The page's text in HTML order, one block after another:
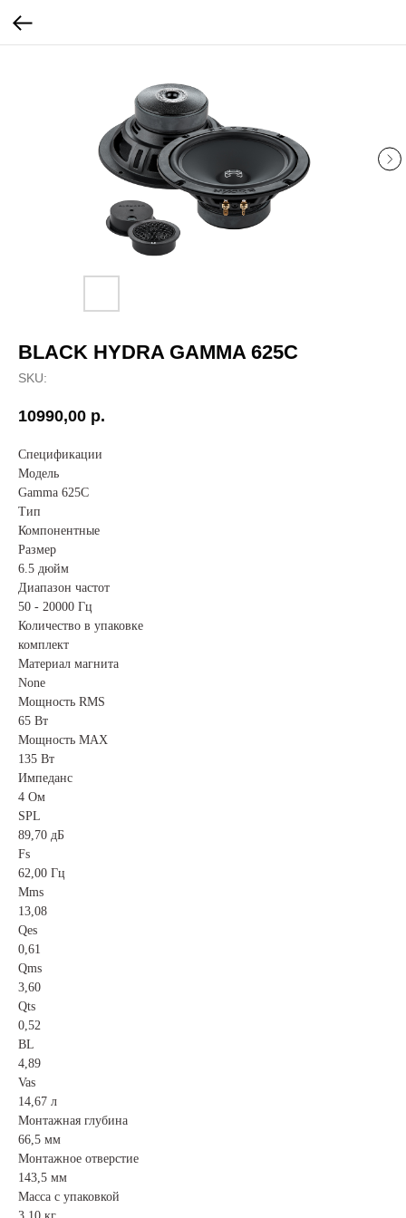
BLACK HYDRA GAMMA 625C
SKU:
10990,00 р.
Спецификации
Модель
Gamma 625C
Тип
Компонентные
Размер
6.5 дюйм
Диапазон частот
50 - 20000 Гц
Количество в упаковке
комплект
Материал магнита
None
Мощность RMS
65 Вт
Мощность MAX
135 Вт
Импеданс
4 Ом
SPL
89,70 дБ
Fs
62,00 Гц
Mms
13,08
Qes
0,61
Qms
3,60
Qts
0,52
BL
4,89
Vas
14,67 л
Монтажная глубина
66,5 мм
Монтажное отверстие
143,5 мм
Масса с упаковкой